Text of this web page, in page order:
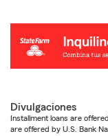
Divulgaciones
Installment loans are
are offered by U.S. Bank